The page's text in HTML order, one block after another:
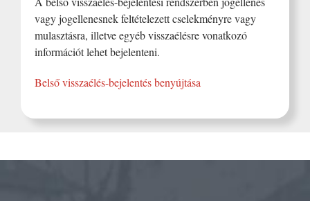
vagy jogellenesnek feltételezett cselekményre vagy
mulasztásra, illetve egyéb visszaélésre vonatkozó
információt lehet bejelenteni.
Belső visszaélés-bejelentés benyújtása